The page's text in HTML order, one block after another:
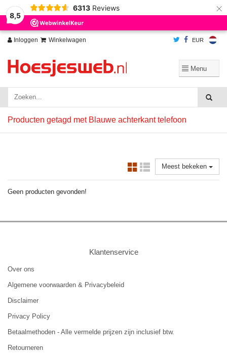
8,5
6313 Reviews ×
Inloggen Winkelwagen EUR
Producten getagd met Blauwe achterkant telefoon
Meest bekeken
Geen producten gevonden!
Klantenservice
Over ons
Algemene voorwaarden & Privacybeleid
Disclaimer
Privacy Policy
Betaalmethoden - Alle vermelde prijzen zijn inclusief btw.
Retourneren
Wij slaan cookies op om onze website te verbeteren. Is dat akkoord?
Ja
Nee